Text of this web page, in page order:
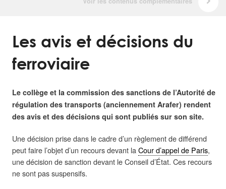
Les avis et décisions du
ferroviaire
Le collège et la commission des sanctions de l’Autorité de
régulation des transports (anciennement Arafer) rendent
des avis et des décisions qui sont publiés sur son site.
Une décision prise dans le cadre d’un règlement de différend
peut faire l’objet d’un recours devant la Cour d’appel de Paris,
une décision de sanction devant le Conseil d’État. Ces recours
ne sont pas suspensifs.